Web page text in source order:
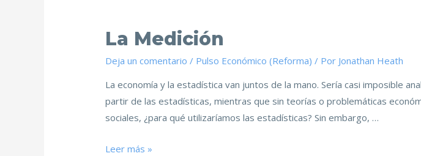
La Medición
Deja un comentario / Pulso Económico (Reforma) / Por Jonathan Heath
La economía y la estadística van juntos de la mano. Sería casi imposible
partir de las estadísticas, mientras que sin teorías o problemáticas
sociales, ¿para qué utilizaríamos las estadísticas? Sin embargo, …
Leer más »